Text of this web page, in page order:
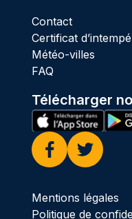
Contact
Certificat
Météo-villes
FAQ
Télécharger
Facebook
Twitter
Mentions légales
Politique de